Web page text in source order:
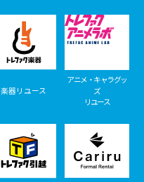
楽器リユース
アニメ・キャラグッ
ズ
リユース